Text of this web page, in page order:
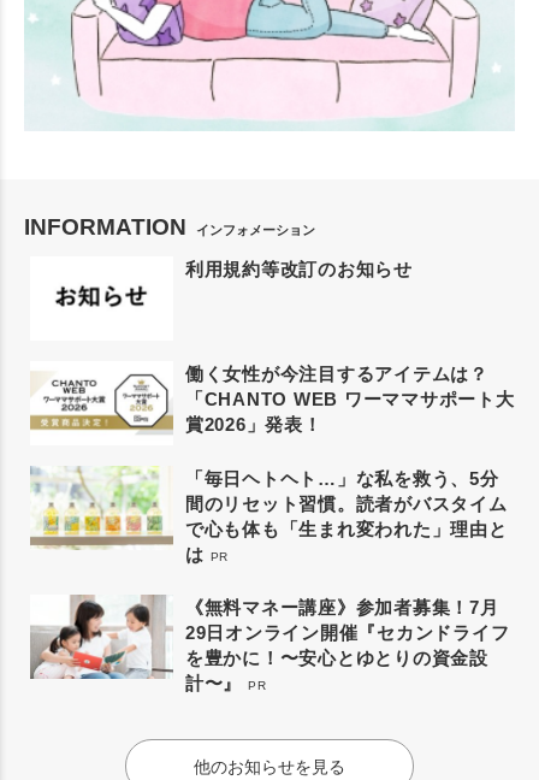
INFORMATION インフォメーション
利用規約等改訂のお知らせ
働く女性が今注目するアイテムは？
「CHANTO WEB ワーママサポート大
賞2026」発表！
「毎日ヘトヘト…」な私を救う、5分
間のリセット習慣。読者がバスタイム
で心も体も「生まれ変われた」理由と
は PR
《無料マネー講座》参加者募集！7月
29日オンライン開催『セカンドライフ
を豊かに！〜安心とゆとりの資金設
計〜』
PR
他のお知らせを見る